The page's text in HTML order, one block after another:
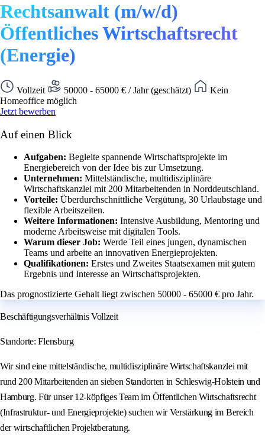
Rechtsanwalt (m/w/d)
Öffentliches Wirtschaftsrecht
(Energie)
Vollzeit 50000 - 65000 € / Jahr (geschätzt)
Kein
Homeoffice möglich
Jetzt bewerben
Auf einen Blick
Aufgaben: Begleite spannende Wirtschaftsprojekte im
Energiebereich von der Idee bis zur Umsetzung.
Unternehmen: Mittelständische, multidisziplinäre
Wirtschaftskanzlei mit 200 Mitarbeitenden in Norddeutschland.
Vorteile: Überdurchschnittliche Vergütung, 30 Urlaubstage und
flexible Arbeitszeiten.
Weitere Informationen: Intensive Ausbildung, Mentoring und
moderne Arbeitsweise mit digitalen Tools.
Warum dieser Job: Werde Teil eines jungen, dynamischen
Teams und arbeite an innovativen Energieprojekten.
Qualifikationen: Erstes und Zweites Staatsexamen mit gutem
Ergebnis und Interesse an Wirtschaftsprojekten.
Das prognostizierte Gehalt liegt zwischen 50000 - 65000 € pro Jahr.
Beschäftigungsverhältnis Vollzeit
Standorte: Flensburg
Wir sind eine mittelständische, multidisziplinäre Wirtschaftskanzlei mit
rund 200 Mitarbeitenden an sieben Standorten in Schleswig-Holstein und
Hamburg. Für unser 12-köpfiges Team im Öffentlichen Wirtschaftsrecht
(Infrastruktur- und Energieprojekte) suchen wir Verstärkung im Bereich
der wirtschaftlichen Projektberatung.